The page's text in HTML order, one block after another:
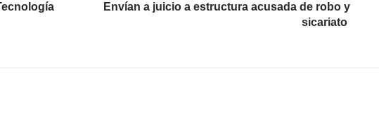
Envían a juicio a estructura acusada de robo y
sicariato